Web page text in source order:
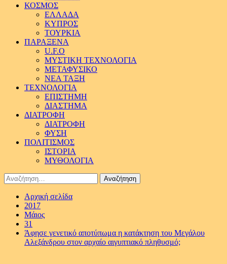
ΚΟΣΜΟΣ
ΕΛΛΑΔΑ
ΚΥΠΡΟΣ
ΤΟΥΡΚΙΑ
ΠΑΡΑΞΕΝΑ
U.F.O
ΜΥΣΤΙΚΗ ΤΕΧΝΟΛΟΓΙΑ
ΜΕΤΑΦΥΣΙΚΟ
ΝΕΑ ΤΑΞΗ
ΤΕΧΝΟΛΟΓΙΑ
ΕΠΙΣΤΗΜΗ
ΔΙΑΣΤΗΜΑ
ΔΙΑΤΡΟΦΗ
ΔΙΑΤΡΟΦΗ
ΦΥΣΗ
ΠΟΛΙΤΙΣΜΟΣ
ΙΣΤΟΡΙΑ
ΜΥΘΟΛΟΓΙΑ
Αναζήτηση
για:
Αρχική σελίδα
2017
Μάιος
31
Άφησε γενετικό αποτύπωμα η κατάκτηση του Μεγάλου
Αλεξάνδρου στον αρχαίο αιγυπτιακό πληθυσμό;